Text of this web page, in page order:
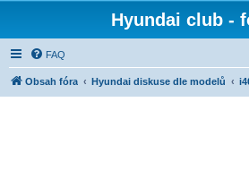
Hyundai club -
FAQ
Obsah fóra Hyundai diskuse dle modelů